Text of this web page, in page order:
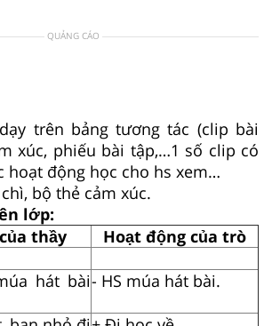
QUẢNG CÁO
trên bảng tương tác (clip bài
xúc, phiếu bài tập,…1 số clip có
hoạt động học cho hs xem…
chì, bộ thẻ cảm xúc.
lớp:
thầy
Hoạt động của trò
hát bài- HS múa hát bài.